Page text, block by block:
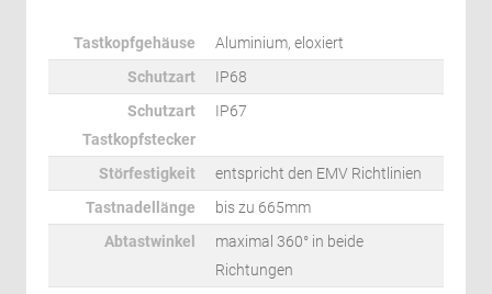
Tastkopfgehäuse
Aluminium, eloxiert
Schutzart
IP68
Schutzart
Tastkopfstecker
IP67
Störfestigkeit
entspricht den EMV Richtlinien
Tastnadellänge
bis zu 665mm
Abtastwinkel
maximal 360° in beide
Richtungen